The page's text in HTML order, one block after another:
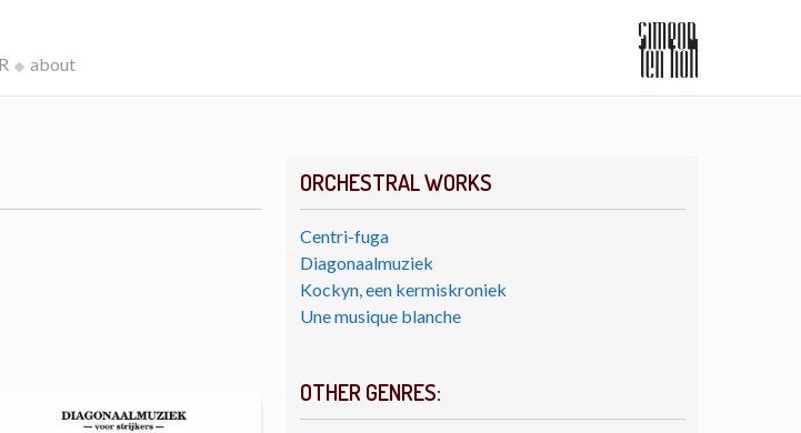
about
ORCHESTRAL WORKS
Centri-fuga
Diagonaalmuziek
Kockyn, een kermiskroniek
Une musique blanche
OTHER GENRES: